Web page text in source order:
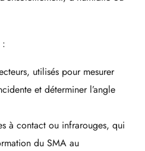
:
utilisés pour mesurer
et déterminer l’angle
à contact ou infrarouges, qui
du SMA au